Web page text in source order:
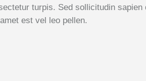
turpis. Sed sollicitudin sapien
est vel leo pellen.